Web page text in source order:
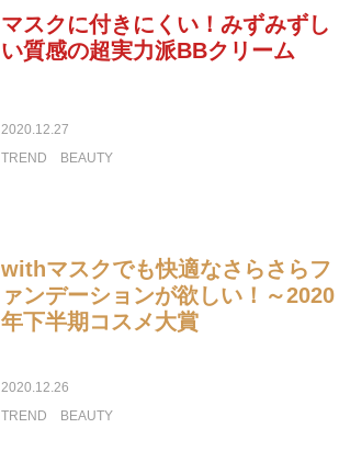
マスクに付きにくい！みずみずし
い質感の超実力派BBクリーム
2020.12.27
TREND
BEAUTY
withマスクでも快適なさらさらフ
ァンデーションが欲しい！～2020
年下半期コスメ大賞
2020.12.26
TREND
BEAUTY